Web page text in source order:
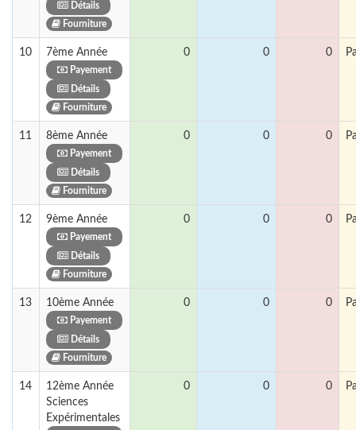
Détails
Fourniture
10 7ème Année
Payement
Détails
Fourniture
0 0 0
11 8ème Année
Payement
Détails
Fourniture
0 0 0
12 9ème Année
Payement
Détails
Fourniture
0 0 0
13 10ème Année
Payement
Détails
Fourniture
0 0 0
14
12ème Année
Sciences
Expérimentales
0 0 0